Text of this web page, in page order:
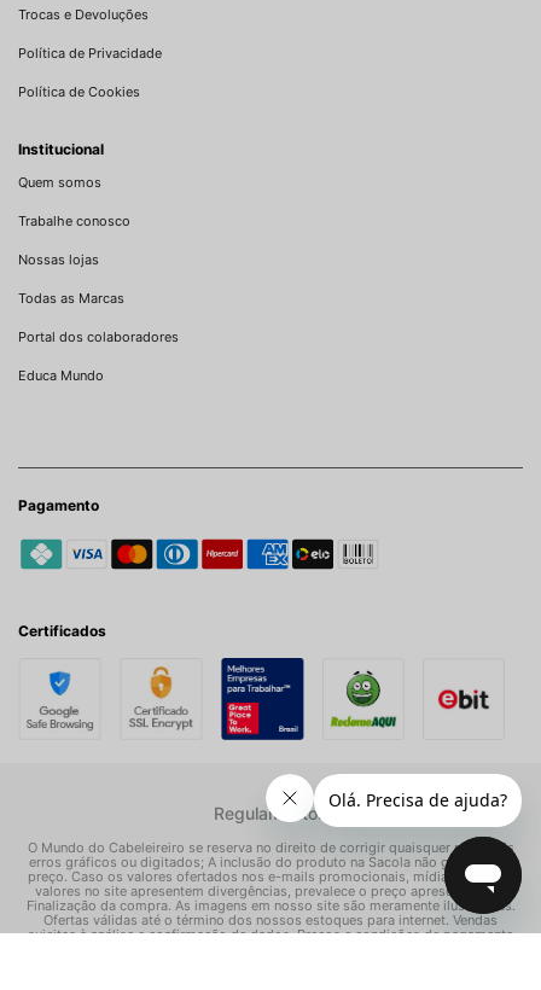
Trocas e Devoluções
Política de Privacidade
Política de Cookies
Institucional
Quem somos
Trabalhe conosco
Nossas lojas
Todas as Marcas
Portal dos colaboradores
Educa Mundo
Pagamento
Certificados
Regulamentos
O Mundo do Cabeleireiro se reserva no direito de corrigir quaisquer possíveis
erros gráficos ou digitados; A inclusão do produto na Sacola não garante seu
preço. Caso os valores ofertados nos e-mails promocionais, mídias sociais e
valores no site apresentem divergências, prevalece o preço apresentado na
Finalização da compra. As imagens em nosso site são meramente ilustrativas.
Ofertas válidas até o término dos nossos estoques para internet. Vendas
sujeitas à análise e confirmação de dados. Preços e condições de pagamento